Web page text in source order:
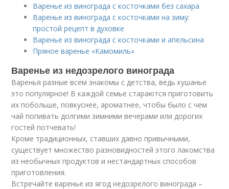
Варенье из винограда с косточками без сахара
Варенье из винограда с косточками на зиму:
простой рецепт в духовке
Варенье из винограда с косточками и апельсина
Пряное варенье «Камомиль»
Варенье из недозрелого винограда
Варенья разные всем знакомы с детства, ведь кушанье
это популярное! В каждой семье стараются приготовить
их побольше, повкуснее, ароматнее, чтобы было с чем
чай попивать долгими зимними вечерами или дорогих
гостей потчевать!
Кроме традиционных, ставших давно привычными,
существует множество разновидностей этого лакомства
из необычных продуктов и нестандартных способов
приготовления.
Встречайте варенье из ягод недозрелого винограда –